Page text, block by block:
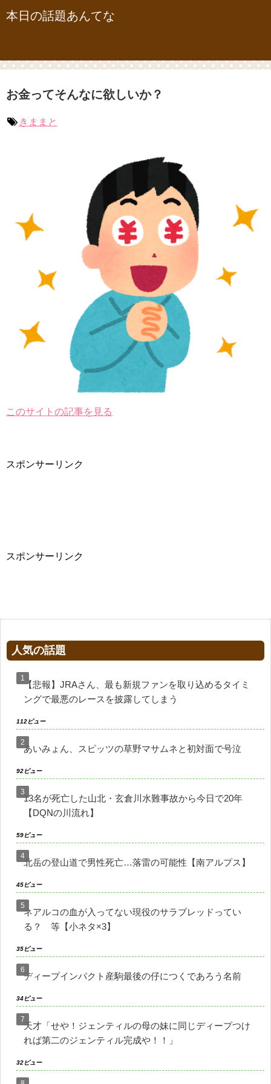
本日の話題あんてな
お金ってそんなに欲しいか？
きままと
このサイトの記事を見る
スポンサーリンク
スポンサーリンク
人気の話題
【悲報】JRAさん、最も新規ファンを取り込めるタイミ
ングで最悪のレースを披露してしまう
112ビュー
あいみょん、スピッツの草野マサムネと初対面で号泣
92ビュー
13名が死亡した山北・玄倉川水難事故から今日で20年
【DQNの川流れ】
59ビュー
北岳の登山道で男性死亡…落雷の可能性【南アルプス】
45ビュー
ネアルコの血が入ってない現役のサラブレッドってい
る？ 等【小ネタ×3】
35ビュー
ディープインパクト産駒最後の仔につくであろう名前
34ビュー
天才「せや！ジェンティルの母の妹に同じディープつけ
れば第二のジェンティル完成や！！」
32ビュー